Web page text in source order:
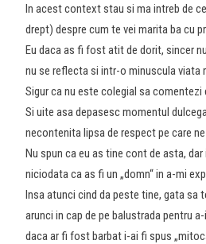
In acest context stau si ma intreb de
drept) despre cum te vei marita ba cu
Eu daca as fi fost atit de dorit, sincer
nu se reflecta si intr-o minuscula viata
Sigur ca nu este colegial sa comentezi
Si uite asa depasesc momentul
necontenita lipsa de respect pe care
Nu spun ca eu as tine cont de asta,
niciodata ca as fi un „domn“ in a-mi
Insa atunci cind da peste tine, gata sa
arunci in cap de pe balustrada pentru
daca ar fi fost barbat i-ai fi spus